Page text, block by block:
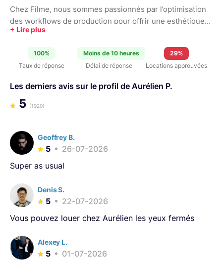
Chez Filme, nous sommes passionnés par l’optimisation
des workflows de production pour offrir une esthétique
cinématographique au meilleur prix. Notre domaine
d'expertise inclut également la captation d'événements
en multi-caméras et leurs retransmissions en livestream.
Comme le témoigne les avis reçus, les configurations
louées sont celles que nous utilisons donc parfaitement
éprouvées et optimisées. A bientôt!
100%
Taux de réponse
Moins de 10 heures
Délai de réponse
29%
Locations approuvées
Les derniers avis sur le profil de Aurélien P.
5 (1920)
Geoffrey B.
5
26-07-2026
Super as usual
Denis S.
5
22-07-2026
Vous pouvez louer chez Aurélien les yeux fermés
Alexey L.
5
01-07-2026